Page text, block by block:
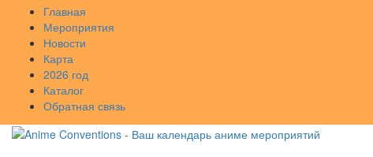
Главная
Мероприятия
Новости
Карта
2026 год
Каталог
Обратная связь